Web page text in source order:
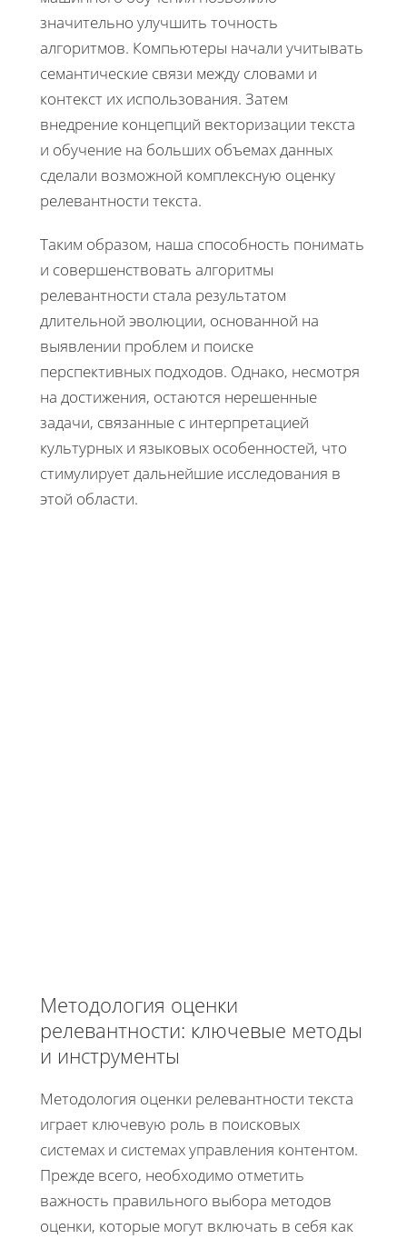
значительно улучшить точность
алгоритмов. Компьютеры начали учитывать
семантические связи между словами и
контекст их использования. Затем
внедрение концепций векторизации текста
и обучение на больших объемах данных
сделали возможной комплексную оценку
релевантности текста.
Таким образом, наша способность понимать
и совершенствовать алгоритмы
релевантности стала результатом
длительной эволюции, основанной на
выявлении проблем и поиске
перспективных подходов. Однако, несмотря
на достижения, остаются нерешенные
задачи, связанные с интерпретацией
культурных и языковых особенностей, что
стимулирует дальнейшие исследования в
этой области.
Методология оценки
релевантности: ключевые методы
и инструменты
Методология оценки релевантности текста
играет ключевую роль в поисковых
системах и системах управления контентом.
Прежде всего, необходимо отметить
важность правильного выбора методов
оценки, которые могут включать в себя как